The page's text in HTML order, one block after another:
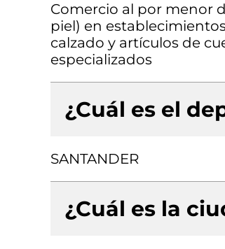
Comercio al por menor
piel) en
calzado y artículos de
especializados
¿Cuál es el
SANTANDER
¿Cuál es la